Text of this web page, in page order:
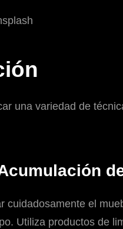
una variedad de
cuidadosamente el
Utiliza productos de